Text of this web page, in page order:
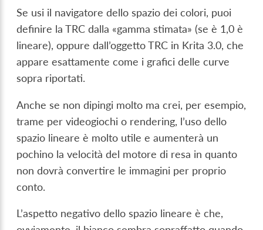
Se usi il navigatore dello spazio dei colori, puoi
definire la TRC dalla «gamma stimata» (se è 1,0 è
lineare), oppure dall’oggetto TRC in Krita 3.0, che
appare esattamente come i grafici delle curve
sopra riportati.
Anche se non dipingi molto ma crei, per esempio,
trame per videogiochi o rendering, l’uso dello
spazio lineare è molto utile e aumenterà un
pochino la velocità del motore di resa in quanto
non dovrà convertire le immagini per proprio
conto.
L’aspetto negativo dello spazio lineare è che,